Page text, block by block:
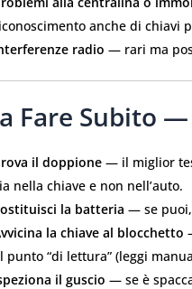
anche di chiavi
radio — rari ma
Fare Subito
il doppione — il miglior
nella chiave e non nell’auto.
la batteria — se
la chiave al blocchetto
punto “di lettura” (leggi
il guscio — se è